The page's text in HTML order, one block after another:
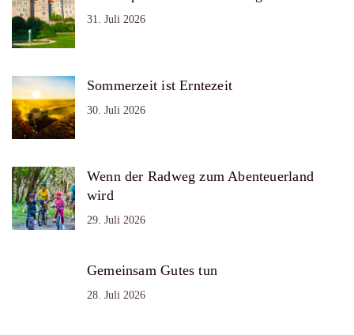
31. Juli 2026
Sommerzeit ist Erntezeit
30. Juli 2026
Wenn der Radweg zum Abenteuerland
wird
29. Juli 2026
Gemeinsam Gutes tun
28. Juli 2026